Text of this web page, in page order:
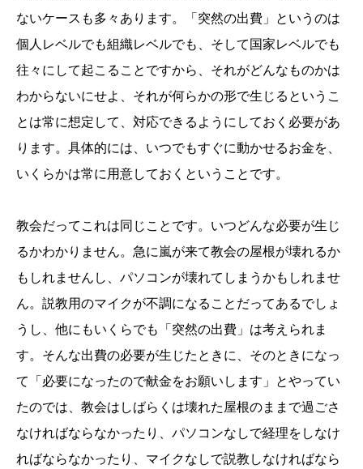
ないケースも多々あります。「突然の出費」というのは
個人レベルでも組織レベルでも、そして国家レベルでも
往々にして起こることですから、それがどんなものかは
わからないにせよ、それが何らかの形で生じるというこ
とは常に想定して、対応できるようにしておく必要があ
ります。具体的には、いつでもすぐに動かせるお金を、
いくらかは常に用意しておくということです。
教会だってこれは同じことです。いつどんな必要が生じ
るかわかりません。急に嵐が来て教会の屋根が壊れるか
もしれませんし、パソコンが壊れてしまうかもしれませ
ん。説教用のマイクが不調になることだってあるでしょ
うし、他にもいくらでも「突然の出費」は考えられま
す。そんな出費の必要が生じたときに、そのときになっ
て「必要になったので献金をお願いします」とやってい
たのでは、教会はしばらくは壊れた屋根のままで過ごさ
なければならなかったり、パソコンなしで経理をしなけ
ればならなかったり、マイクなしで説教しなければなら